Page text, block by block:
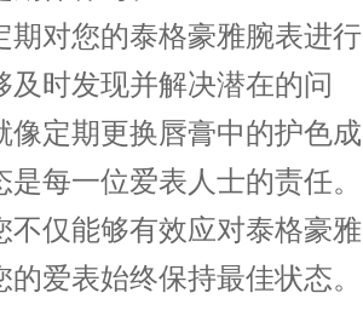
对您的泰格豪雅腕表进行
时发现并解决潜在的问
定期更换唇膏中的护色成
每一位爱表人士的责任。
仅能够有效应对泰格豪雅
爱表始终保持最佳状态。